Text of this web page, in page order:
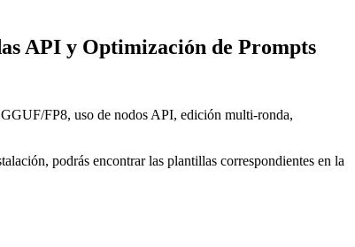
API y Optimización de Prompts
FP8, uso de nodos API, edición multi-ronda,
podrás encontrar las plantillas correspondientes en la